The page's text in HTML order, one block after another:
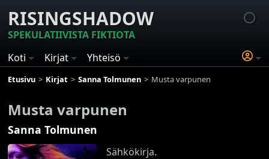
RISINGSHADOW
SPEKULATIIVISTA FIKTIOTA
Koti
Kirjat Yhteisö
Etusivu Kirjat Sanna Tolmunen Musta varpunen
Musta varpunen
Sanna Tolmunen
Sähkökirja.